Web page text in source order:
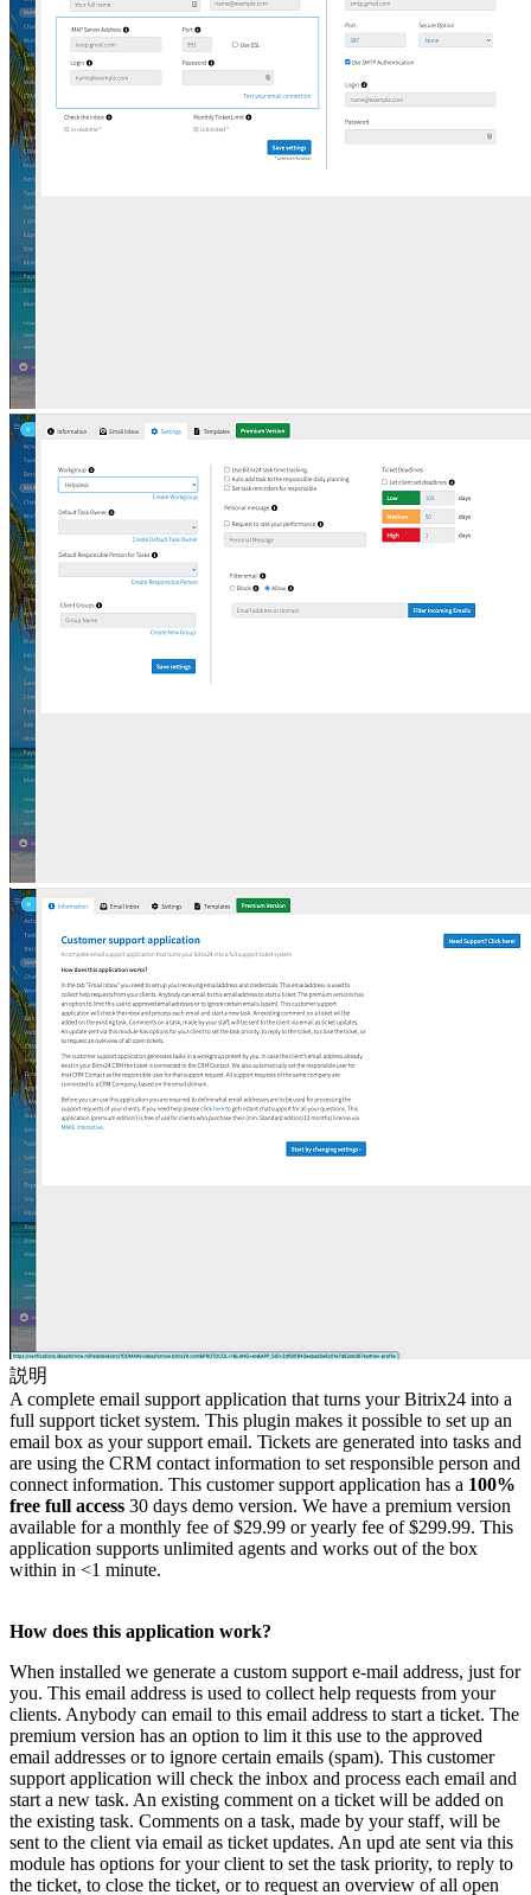
説明
A complete email support application that turns your Bitrix24 into a
full support ticket system. This plugin makes it possible to set up an
email box as your support email. Tickets are generated into tasks and
are using the CRM contact information to set responsible person and
connect information. This customer support application has a 100%
free full access 30 days demo version. We have a premium version
available for a monthly fee of $29.99 or yearly fee of $299.99. This
application supports unlimited agents and works out of the box
within in <1 minute.
How does this application work?
When installed we generate a custom support e-mail address, just for
you. This email address is used to collect help requests from your
clients. Anybody can email to this email address to start a ticket. The
premium version has an option to lim it this use to the approved
email addresses or to ignore certain emails (spam). This customer
support application will check the inbox and process each email and
start a new task. An existing comment on a ticket will be added on
the existing task. Comments on a task, made by your staff, will be
sent to the client via email as ticket updates. An upd ate sent via this
module has options for your client to set the task priority, to reply to
the ticket, to close the ticket, or to request an overview of all open